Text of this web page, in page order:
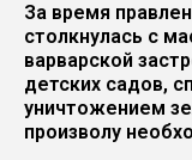
За время
столкнулась с
варварской
детских садов,
уничтожением
произволу